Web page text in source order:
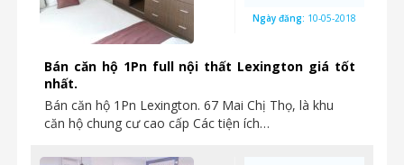
Bán căn hộ 1Pn full nội thất Lexington giá tốt
nhất.
Bán căn hộ 1Pn Lexington. 67 Mai Chị Thọ, là khu
căn hộ chung cư cao cấp Các tiện ích…
Ngày đăng: 10-05-2018